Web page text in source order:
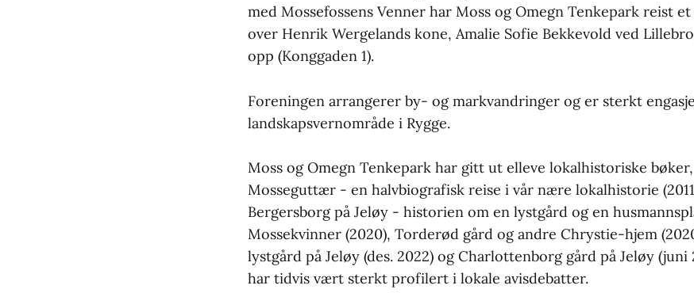
med Mossefossens Venner har Moss og Omegn Tenkepark reist
over Henrik Wergelands kone, Amalie Sofie Bekkevold ved
opp (Konggaden 1).
Foreningen arrangerer by- og markvandringer og er sterkt
landskapsvernområde i Rygge.
Moss og Omegn Tenkepark har gitt ut elleve lokalhistoriske
Mosseguttær - en halvbiografisk reise i vår nære lokalhistorie
Bergersborg på Jeløy - historien om en lystgård og en
Mossekvinner (2020), Torderød gård og andre Chrystie-hjem
lystgård på Jeløy (des. 2022) og Charlottenborg gård på Jeløy (juni
har tidvis vært sterkt profilert i lokale avisdebatter.